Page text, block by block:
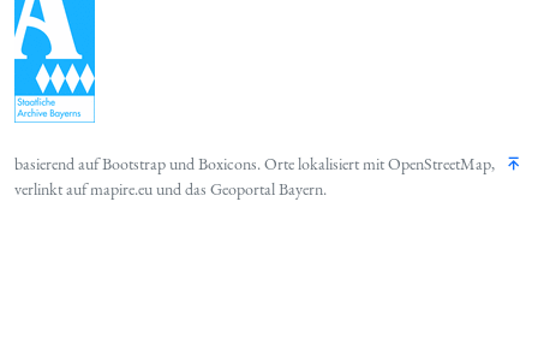
basierend aufBootstrapundBoxicons. Orte lokalisiert mitOpenStreetMap,
verlinkt aufmapire.euund das Geoportal Bayern.